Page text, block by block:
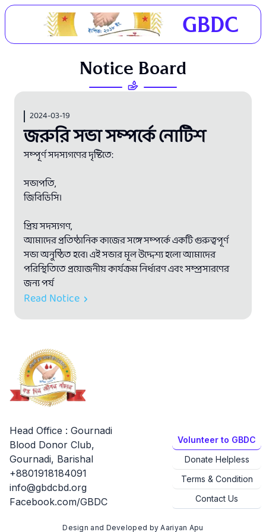
GBDC
Notice Board
2024-03-19
জরুরি সভা সম্পর্কে নোটিশ
সম্পূর্ণ সদস্যগণের দৃষ্টিতে:
সভাপতি,
জিবিডিসি।
প্রিয় সদস্যগণ,
আমাদের প্রতিষ্ঠানিক কাজের সঙ্গে সম্পর্কে একটি গুরুত্বপূর্ণ
সভা অনুষ্ঠিত হবে। এই সভার মূল উদ্দেশ্য হলো আমাদের
পরিস্থিতিতে প্রয়োজনীয় কার্যক্রম নির্ধারণ এবং সম্প্রসারণের
জন্য পর্য
Read Notice
Head Office : Gournadi
Blood Donor Club,
Gournadi, Barishal
+8801918184091
info@gbdcbd.org
Facebook.com/GBDC
Volunteer to GBDC
Donate Helpless
Terms & Condition
Contact Us
Design and Developed by Aariyan Apu